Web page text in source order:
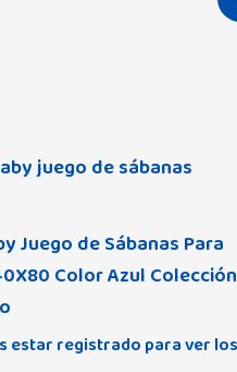
Juego de Sábanas Para
Color Azul Colección
estar registrado para ver los